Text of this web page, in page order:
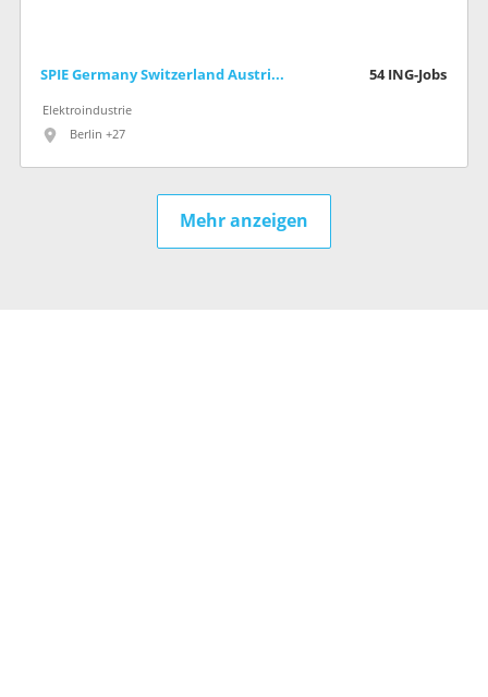
SPIE Germany Switzerland Austria GmbH 54 ING-Jobs
Elektroindustrie
Berlin +27
Mehr anzeigen